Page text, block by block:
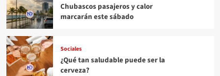
Chubascos pasajeros y calor
marcarán este sábado
Sociales
¿Qué tan saludable puede ser la
cerveza?